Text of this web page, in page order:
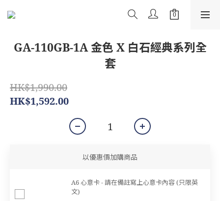
GA-110GB-1A 金色 X 白石經典系列全
套
HK$1,990.00
HK$1,592.00
以優惠價加購商品
A6 心意卡 - 請在備註寫上心意卡內容 (只限英
文)